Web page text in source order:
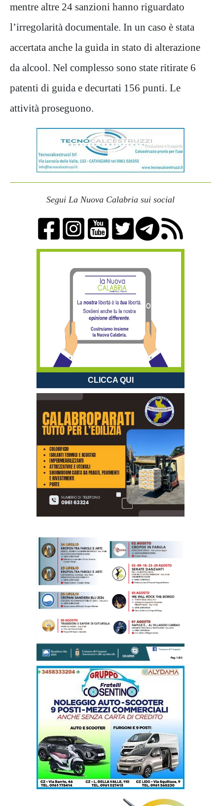
mentre altre 24 sanzioni hanno riguardato
l’irregolarità documentale. In un caso è stata
accertata anche la guida in stato di alterazione
da alcool. Nel complesso sono state ritirate 6
patenti di guida e decurtati 156 punti. Le
attività proseguono.
Segui La Nuova Calabria sui social
CLICCA QUI